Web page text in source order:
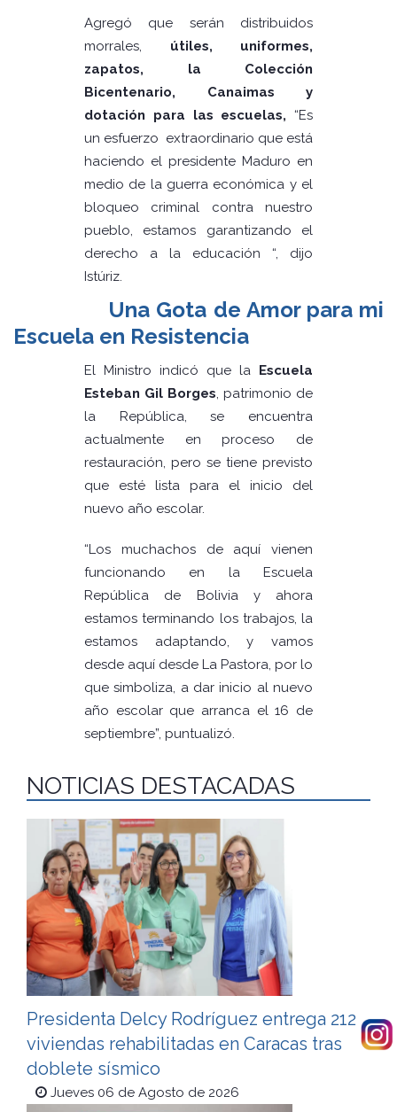
Agregó que serán distribuidos
morrales, útiles, uniformes,
zapatos, la Colección
Bicentenario, Canaimas y
dotación para las escuelas, “Es
un esfuerzo extraordinario que está
haciendo el presidente Maduro en
medio de la guerra económica y el
bloqueo criminal contra nuestro
pueblo, estamos garantizando el
derecho a la educación “, dijo
Istúriz.
Una Gota de Amor para mi
Escuela en Resistencia
El Ministro indicó que la Escuela
Esteban Gil Borges, patrimonio de
la República, se encuentra
actualmente en proceso de
restauración, pero se tiene previsto
que esté lista para el inicio del
nuevo año escolar.
“Los muchachos de aquí vienen
funcionando en la Escuela
República de Bolivia y ahora
estamos terminando los trabajos, la
estamos adaptando, y vamos
desde aquí desde La Pastora, por lo
que simboliza, a dar inicio al nuevo
año escolar que arranca el 16 de
septiembre”, puntualizó.
NOTICIAS DESTACADAS
Presidenta Delcy Rodríguez entrega 212
viviendas rehabilitadas en Caracas tras
doblete sísmico
Jueves 06 de Agosto de 2026